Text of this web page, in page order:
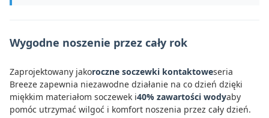
Wygodne noszenie przez cały rok
Zaprojektowany jakoroczne soczewki kontaktoweseria
Breeze zapewnia niezawodne działanie na co dzień dzięki
miękkim materiałom soczewek i40% zawartości wodyaby
pomóc utrzymać wilgoć i komfort noszenia przez cały dzień.